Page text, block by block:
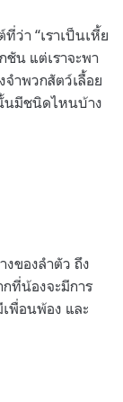
ว่า “เราเป็นเหี้ย
น แต่เราจะพา
ำพวกสัตว์เลื้อย
นมีชนิดไหนบ้าง
ของลำตัว ถึง
ที่น้องจะมีการ
พื่อนพ้อง และ